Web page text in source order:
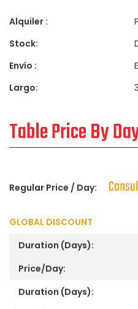
Alquiler :
Stock:
Envío :
Largo:
Table Price By
Regular Price / Day:
GLOBAL DISCOUNT